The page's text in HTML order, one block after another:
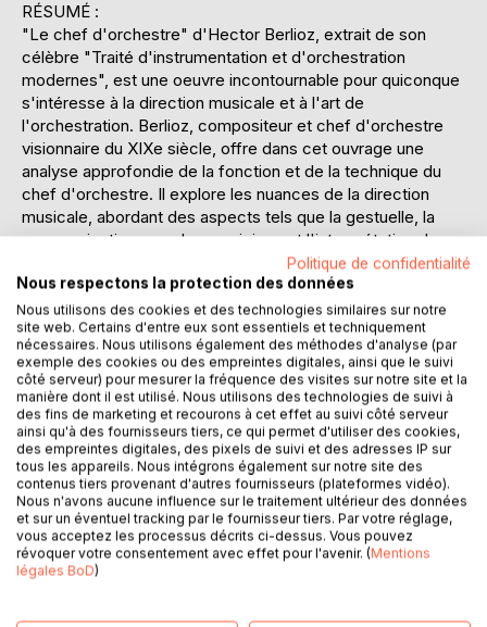
RÉSUMÉ :
"Le chef d'orchestre" d'Hector Berlioz, extrait de son
célèbre "Traité d'instrumentation et d'orchestration
modernes", est une oeuvre incontournable pour quiconque
s'intéresse à la direction musicale et à l'art de
l'orchestration. Berlioz, compositeur et chef d'orchestre
visionnaire du XIXe siècle, offre dans cet ouvrage une
analyse approfondie de la fonction et de la technique du
chef d'orchestre. Il explore les nuances de la direction
musicale, abordant des aspects tels que la gestuelle, la
communication avec les musiciens et l'interprétation des
partitions. L'ouvrage se distingue par sa clarté et sa
précision, rendant accessible des concepts complexes à
un public tant de musiciens professionnels que d'amateurs
éclairés. Berlioz y partage ses réflexions sur la dynamique
d'un orchestre, l'importance de la cohésion entre les
musiciens et l'influence du chef sur l'exécution musicale.
Ce texte, bien qu'écrit au XIXe siècle, reste d'une
étonnante modernité et continue d'inspirer les chefs
d'orchestre d'aujourd'hui. En intégrant des exemples
concrets et des anecdotes personnelles, Berlioz parvient à
captiver son lecteur tout en lui offrant un précieux guide
pratique. "Le chef d'orchestre" n'est pas seulement un
manuel technique, mais une véritable plongée dans l'esprit
d'un des plus grands compositeurs de son temps, révélant
sa passion pour la musique et son désir de perfection
Politique de confidentialité
Nous respectons la protection des données
Nous utilisons des cookies et des technologies similaires sur notre
site web. Certains d'entre eux sont essentiels et techniquement
nécessaires. Nous utilisons également des méthodes d'analyse (par
exemple des cookies ou des empreintes digitales, ainsi que le suivi
côté serveur) pour mesurer la fréquence des visites sur notre site et la
manière dont il est utilisé. Nous utilisons des technologies de suivi à
des fins de marketing et recourons à cet effet au suivi côté serveur
ainsi qu'à des fournisseurs tiers, ce qui permet d'utiliser des cookies,
des empreintes digitales, des pixels de suivi et des adresses IP sur
tous les appareils. Nous intégrons également sur notre site des
contenus tiers provenant d'autres fournisseurs (plateformes vidéo).
Nous n'avons aucune influence sur le traitement ultérieur des données
et sur un éventuel tracking par le fournisseur tiers. Par votre réglage,
vous acceptez les processus décrits ci-dessus. Vous pouvez
révoquer votre consentement avec effet pour l'avenir. (Mentions
légales BoD)